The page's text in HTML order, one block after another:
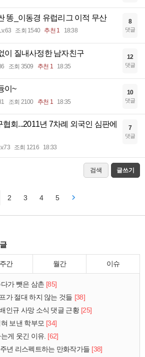
똥_이동경 유럽리그 이적 무산
Lv.63 조회 1540 추천 1 18:38
8
댓글
이 질내사정한 남자친구
조회 3509 추천 1 18:35
12
댓글
이~
조회 2100 추천 1 18:35
10
댓글
회...2011년 7차례 외국인 심판에
조회 1216 18:33
7
댓글
검색 글쓰기
2 3 4 5
주간 월간 이슈
가 뺏은 삼촌 [85]
가 절대 하지 않는 것들 [38]
인규 사망 소식 댓글 근황 [25]
보낸 학부모 [34]
게 웃긴 이유. [62]
년 리스펙트하는 만화작가들 [38]